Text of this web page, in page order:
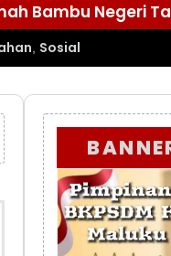
Bambu Negeri
Sosial